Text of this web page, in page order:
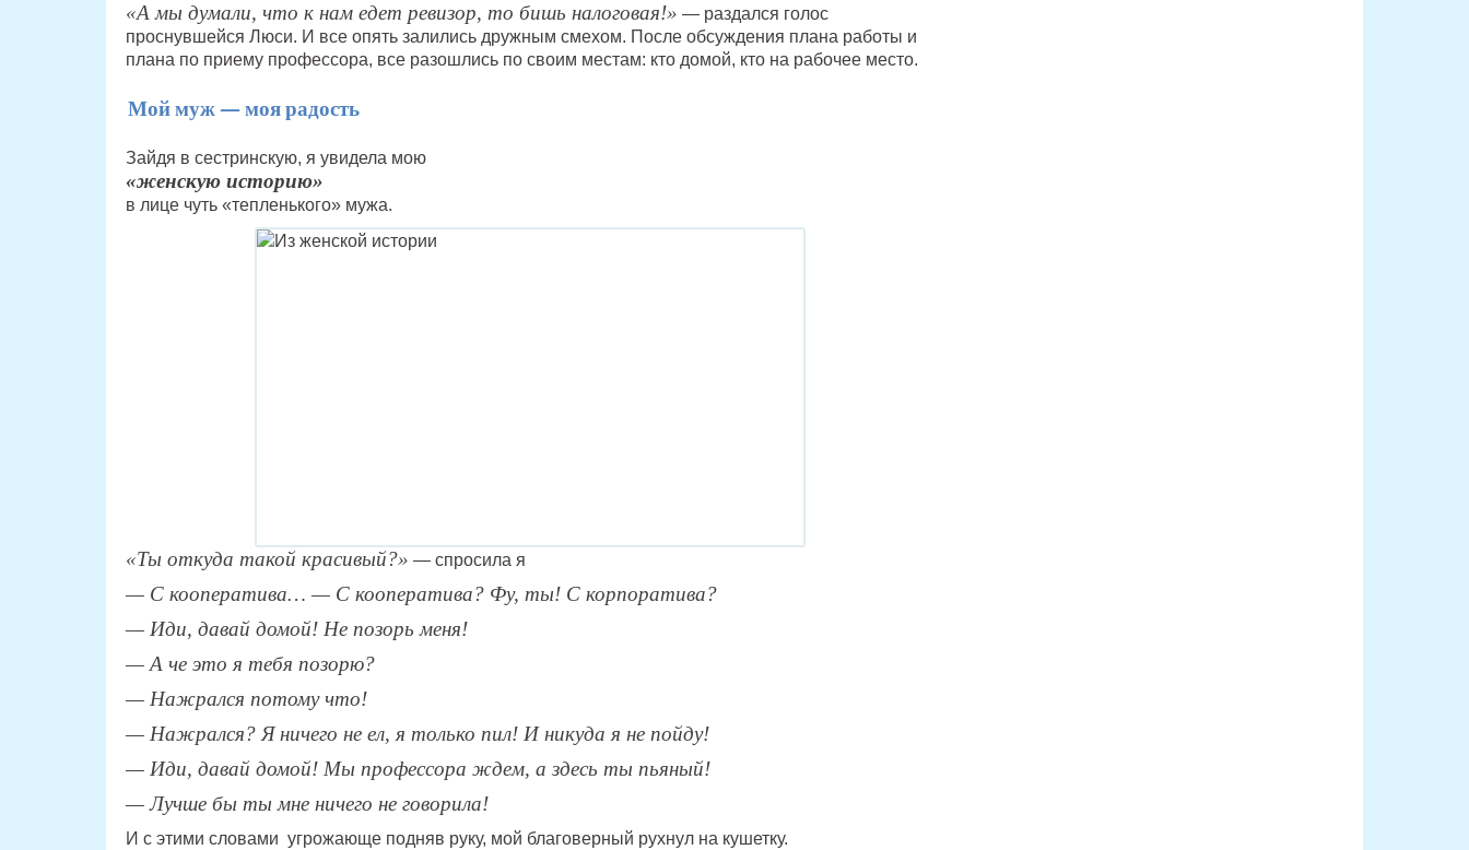
«А мы думали, что к нам едет ревизор, то бишь налоговая!» — раздался голос
проснувшейся Люси. И все опять залились дружным смехом. После обсуждения плана работы и
плана по приему профессора, все разошлись по своим местам: кто домой, кто на рабочее место.
Мой муж — моя радость
Зайдя в сестринскую, я увидела мою
«женскую историю»
в лице чуть «тепленького» мужа.
«Ты откуда такой красивый?» — спросила я
— С кооператива… — С кооператива? Фу, ты! С корпоратива?
— Иди, давай домой! Не позорь меня!
— А че это я тебя позорю?
— Нажрался потому что!
— Нажрался? Я ничего не ел, я только пил! И никуда я не пойду!
— Иди, давай домой! Мы профессора ждем, а здесь ты пьяный!
— Лучше бы ты мне ничего не говорила!
И с этими словами угрожающе подняв руку, мой благоверный рухнул на кушетку.